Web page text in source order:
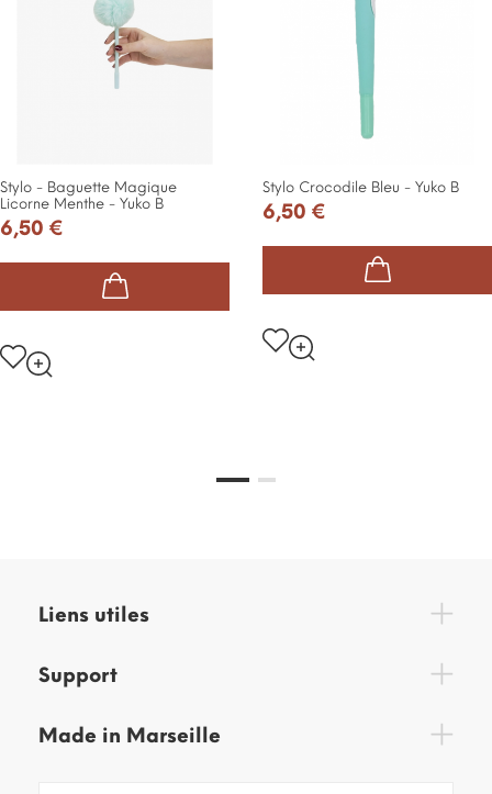
Stylo - Baguette Magique
Licorne Menthe - Yuko B
6,50 €
Stylo Crocodile Bleu - Yuko B
6,50 €
Liens utiles
Support
Made in Marseille